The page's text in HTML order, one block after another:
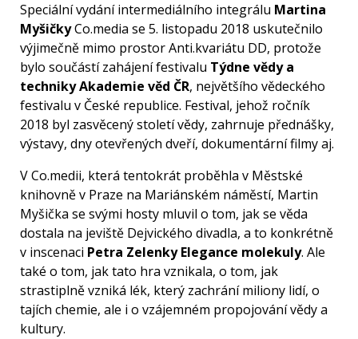
Speciální vydání intermediálního integrálu Martina
MyšičkyCo.media se 5. listopadu 2018 uskutečnilo
výjimečně mimo prostor Anti.kvariátu DD, protože
bylo součástí zahájení festivalu Týdne vědy a
techniky Akademie věd ČR, největšího vědeckého
festivalu v České republice. Festival, jehož ročník
2018 byl zasvěcený století vědy, zahrnuje přednášky,
výstavy, dny otevřených dveří, dokumentární filmy aj.
V Co.medii, která tentokrát proběhla v Městské
knihovně v Praze na Mariánském náměstí, Martin
Myšička se svými hosty mluvil o tom, jak se věda
dostala na jeviště Dejvického divadla, a to konkrétně
v inscenaci Petra Zelenky Elegance molekuly. Ale
také o tom, jak tato hra vznikala, o tom, jak
strastiplně vzniká lék, který zachrání miliony lidí, o
tajích chemie, ale i o vzájemném propojování vědy a
kultury.